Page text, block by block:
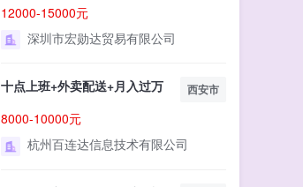
12000-15000元
深圳市宏勋达贸易有限公司
十点上班+外卖配送+月入过万 西安市
8000-10000元
杭州百连达信息技术有限公司